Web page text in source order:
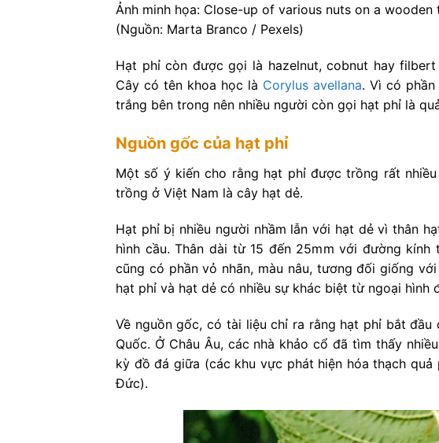
Ảnh minh họa: Close-up of various nuts on a
(Nguồn: Marta Branco / Pexels)
Hạt phỉ còn được gọi là hazelnut, cobnut hay
Cây có tên khoa học là Corylus avellana. Vì có
trắng bên trong nên nhiều người còn gọi hạt phỉ là
Nguồn gốc của hạt phỉ
Một số ý kiến cho rằng hạt phỉ được trồng rất
trồng ở Việt Nam là cây hạt dẻ.
Hạt phỉ bị nhiều người nhầm lẫn với hạt dẻ vì thân
hình cầu. Thân dài từ 15 đến 25mm với đường
cũng có phần vỏ nhãn, màu nâu, tương đối giống
hạt phỉ và hạt dẻ có nhiều sự khác biệt từ ngoại hình
Về nguồn gốc, có tài liệu chỉ ra rằng hạt phỉ bắt
Quốc. Ở Châu Âu, các nhà khảo cổ đã tìm thấy
kỳ đồ đá giữa (các khu vực phát hiện hóa thạch
Đức).